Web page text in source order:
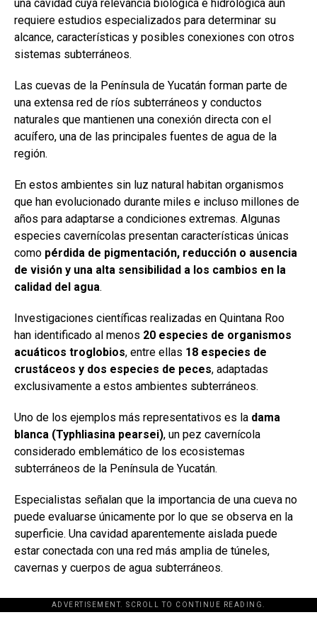
una cavidad cuya relevancia biológica e hidrológica aún
requiere estudios especializados para determinar su
alcance, características y posibles conexiones con otros
sistemas subterráneos.
Las cuevas de la Península de Yucatán forman parte de
una extensa red de ríos subterráneos y conductos
naturales que mantienen una conexión directa con el
acuífero, una de las principales fuentes de agua de la
región.
En estos ambientes sin luz natural habitan organismos
que han evolucionado durante miles e incluso millones de
años para adaptarse a condiciones extremas. Algunas
especies cavernícolas presentan características únicas
como pérdida de pigmentación, reducción o ausencia
de visión y una alta sensibilidad a los cambios en la
calidad del agua.
Investigaciones científicas realizadas en Quintana Roo
han identificado al menos 20 especies de organismos
acuáticos troglobios, entre ellas 18 especies de
crustáceos y dos especies de peces, adaptadas
exclusivamente a estos ambientes subterráneos.
Uno de los ejemplos más representativos es la dama
blanca (Typhliasina pearsei), un pez cavernícola
considerado emblemático de los ecosistemas
subterráneos de la Península de Yucatán.
Especialistas señalan que la importancia de una cueva no
puede evaluarse únicamente por lo que se observa en la
superficie. Una cavidad aparentemente aislada puede
estar conectada con una red más amplia de túneles,
cavernas y cuerpos de agua subterráneos.
ADVERTISEMENT. SCROLL TO CONTINUE READING.
[adsforwp id="243463"]